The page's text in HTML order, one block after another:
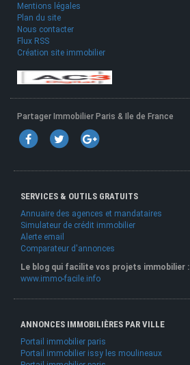
Mentions légales
Plan du site
Nous contacter
Flux RSS
Création site immobilier
Partager Immobilier Paris & Ile de France
SERVICES & OUTILS GRATUITS
Annuaire des agences et mandataires
Simulateur de crédit immobilier
Alerte email
Comparateur d'annonces
Le blog qui facilite vos projets immobilier :
www.immo-facile.info
ANNONCES IMMOBILIÈRES PAR VILLE
Portail immobilier paris
Portail immobilier issy les moulineaux